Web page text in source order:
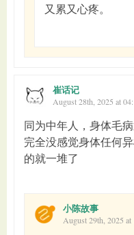
又累又心疼。
崔话记
August 28th, 2025 at
同为中年人，身体毛
完全没感觉身体任何
的就一堆了
小陈故事
August 29th, 2025 at